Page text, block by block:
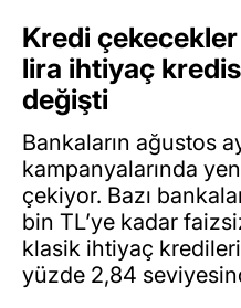
Kredi
lira ihtiyaç
değişti
Bankaların ağustos
kampanyalarında
çekiyor. Bazı
bin TL’ye kadar
klasik ihtiyaç
yüzde 2,84